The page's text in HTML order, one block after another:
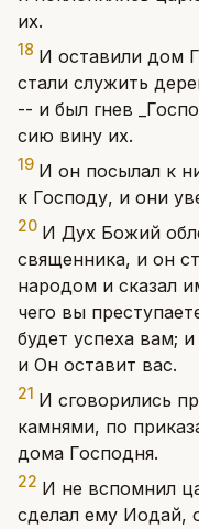
их.
18 И оставили дом
стали служить
-- и был гнев
сию вину их.
19 И он посылал к
к Господу, и они
20 И Дух Божий
священника, и он
народом и сказал
чего вы
будет успеха вам;
и Он оставит вас.
21 И сговорились
камнями, по
дома Господня.
22 И не вспомнил
сделал ему Иодай,